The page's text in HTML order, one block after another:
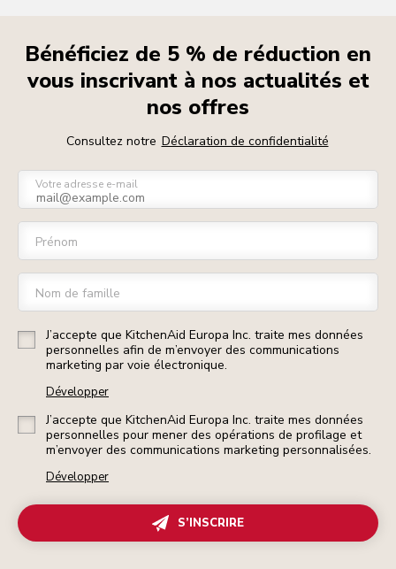
Bénéficiez de 5 % de réduction en
vous inscrivant à nos actualités et
nos offres
Consultez notre Déclaration de confidentialité
Votre adresse e-mail
Prénom
Nom de famille
J’accepte que KitchenAid Europa Inc. traite mes données
personnelles afin de m’envoyer des communications
marketing par voie électronique.
Développer
J’accepte que KitchenAid Europa Inc. traite mes données
personnelles pour mener des opérations de profilage et
m’envoyer des communications marketing personnalisées.
Développer
S’INSCRIRE